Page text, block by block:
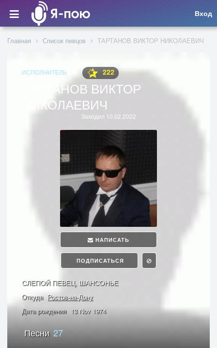
Вход
Главная Список певцов ТАРТАНОВ ВИКТОР НИКОЛАЕВИЧ
ИСПОЛНИТЕЛЬ 222
ТАРТАНОВ ВИКТОР
НИКОЛАЕВИЧ
Заходил 10.02.2022
НАПИСАТЬ
ПОДПИСАТЬСЯ
СЛЕПОЙ ПЕВЕЦ, ШАНСОНЬЕ
Откуда Ростов-на-Дону
Дата рождения 13 Nov 1974
Песни 27